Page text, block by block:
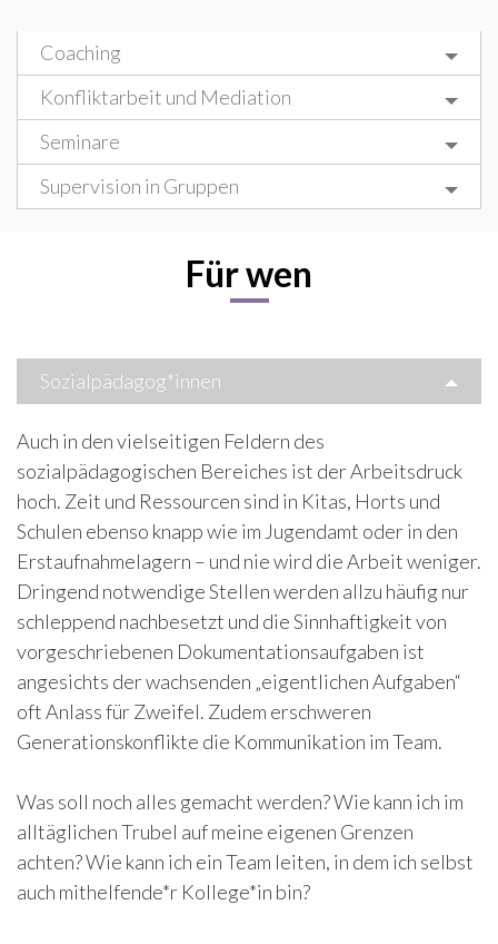
Coaching
Konfliktarbeit und Mediation
Seminare
Supervision in Gruppen
Für wen
Sozialpädagog*innen
Auch in den vielseitigen Feldern des
sozialpädagogischen Bereiches ist der Arbeitsdruck
hoch. Zeit und Ressourcen sind in Kitas, Horts und
Schulen ebenso knapp wie im Jugendamt oder in den
Erstaufnahmelagern – und nie wird die Arbeit weniger.
Dringend notwendige Stellen werden allzu häufig nur
schleppend nachbesetzt und die Sinnhaftigkeit von
vorgeschriebenen Dokumentationsaufgaben ist
angesichts der wachsenden „eigentlichen Aufgaben“
oft Anlass für Zweifel. Zudem erschweren
Generationskonflikte die Kommunikation im Team.
Was soll noch alles gemacht werden? Wie kann ich im
alltäglichen Trubel auf meine eigenen Grenzen
achten? Wie kann ich ein Team leiten, in dem ich selbst
auch mithelfende*r Kollege*in bin?